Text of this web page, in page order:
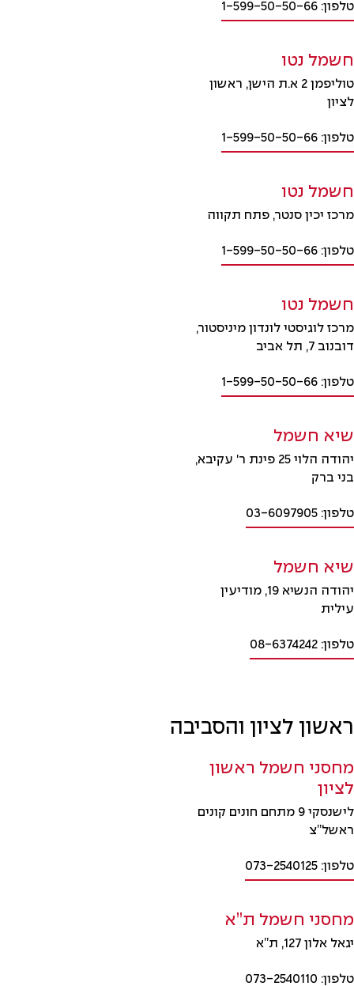
טלפון: 1-599-50-50-66
חשמל נטו
טוליפמן 2 א.ת הישן, ראשון
לציון
טלפון: 1-599-50-50-66
חשמל נטו
מרכז יכין סנטר, פתח תקווה
טלפון: 1-599-50-50-66
חשמל נטו
מרכז לוגיסטי לונדון מיניסטור,
דובנוב 7, תל אביב
טלפון: 1-599-50-50-66
שיא חשמל
יהודה הלוי 25 פינת ר' עקיבא,
בני ברק
טלפון: 03-6097905
שיא חשמל
יהודה הנשיא 19, מודיעין
עילית
טלפון: 08-6374242
ראשון לציון והסביבה
מחסני חשמל ראשון
לציון
לישנסקי 9 מתחם חונים קונים
ראשל”צ
טלפון: 073-2540125
מחסני חשמל ת”א
יגאל אלון 127, ת”א
טלפון: 073-2540110